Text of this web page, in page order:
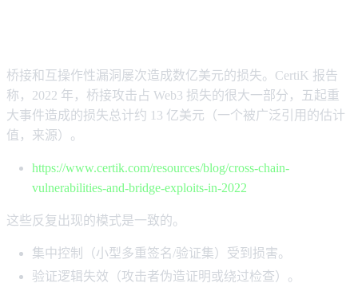
桥接和互操作性漏洞屡次造成数亿美元的损失。CertiK 报告
称，2022 年，桥接攻击占 Web3 损失的很大一部分，五起重
大事件造成的损失总计约 13 亿美元（一个被广泛引用的估计
值，来源）。
https://www.certik.com/resources/blog/cross-chain-
vulnerabilities-and-bridge-exploits-in-2022
这些反复出现的模式是一致的。
集中控制（小型多重签名/验证集）受到损害。
验证逻辑失效（攻击者伪造证明或绕过检查）。